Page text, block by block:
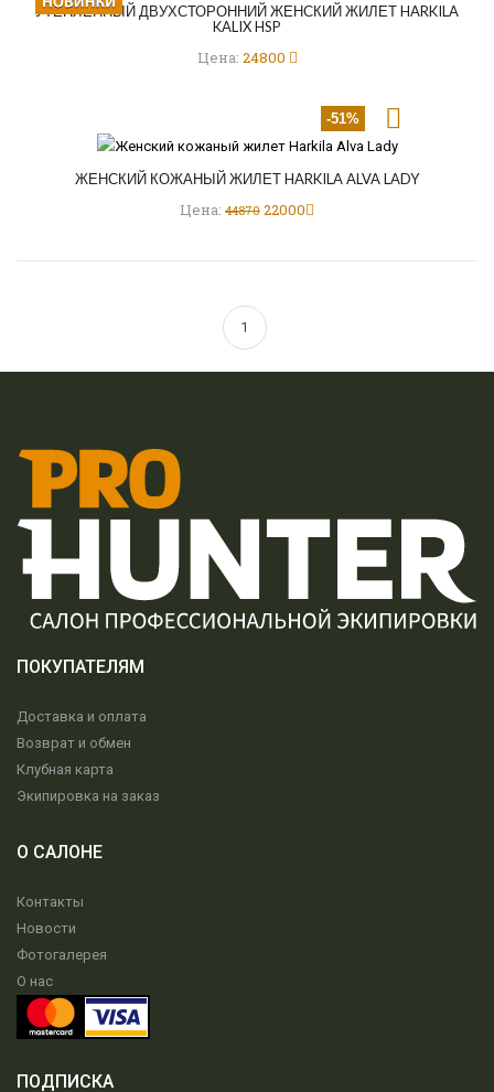
УТЕПЛЕННЫЙ ДВУХСТОРОННИЙ ЖЕНСКИЙ ЖИЛЕТ HARKILA
KALIX HSP
Цена: 24800
-51%
ЖЕНСКИЙ КОЖАНЫЙ ЖИЛЕТ HARKILA ALVA LADY
Цена: 44870 22000
1
ПОКУПАТЕЛЯМ
Доставка и оплата
Возврат и обмен
Клубная карта
Экипировка на заказ
О САЛОНЕ
Контакты
Новости
Фотогалерея
О нас
ПОДПИСКА